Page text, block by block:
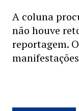
A coluna
não houve
reportagem.